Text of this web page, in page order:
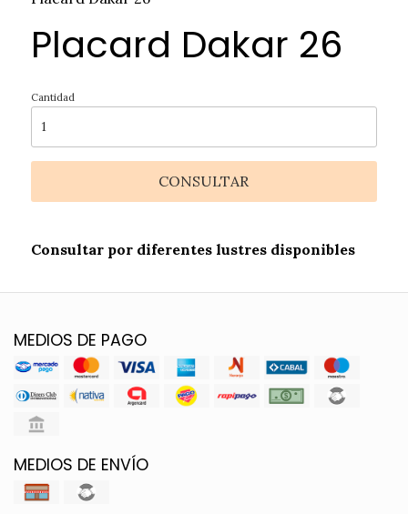
Placard Dakar 26
Cantidad
CONSULTAR
Consultar por diferentes lustres disponibles
MEDIOS DE PAGO
MEDIOS DE ENVÍO